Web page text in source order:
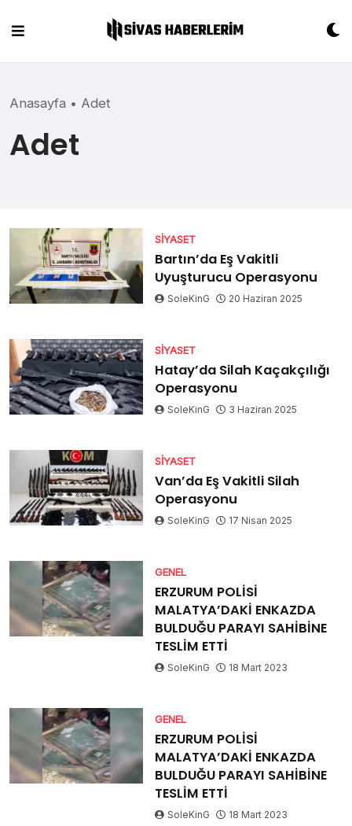
content
Anasayfa • Adet
Adet
SIYASET
Bartın’da Eş Vakitli
Uyuşturucu Operasyonu
SoleKinG 20 Haziran 2025
SIYASET
Hatay’da Silah Kaçakçılığı
Operasyonu
SoleKinG 3 Haziran 2025
SIYASET
Van’da Eş Vakitli Silah
Operasyonu
SoleKinG 17 Nisan 2025
GENEL
ERZURUM POLİSİ
MALATYA’DAKİ ENKAZDA
BULDUĞU PARAYI SAHİBİNE
TESLİM ETTİ
SoleKinG 18 Mart 2023
GENEL
ERZURUM POLİSİ
MALATYA’DAKİ ENKAZDA
BULDUĞU PARAYI SAHİBİNE
TESLİM ETTİ
SoleKinG 18 Mart 2023